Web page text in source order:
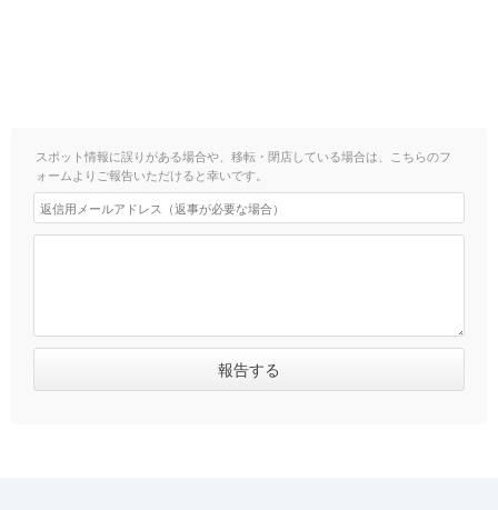
スポット情報に誤りがある場合や、移転・閉店している場合は、こちらのフ
ォームよりご報告いただけると幸いです。